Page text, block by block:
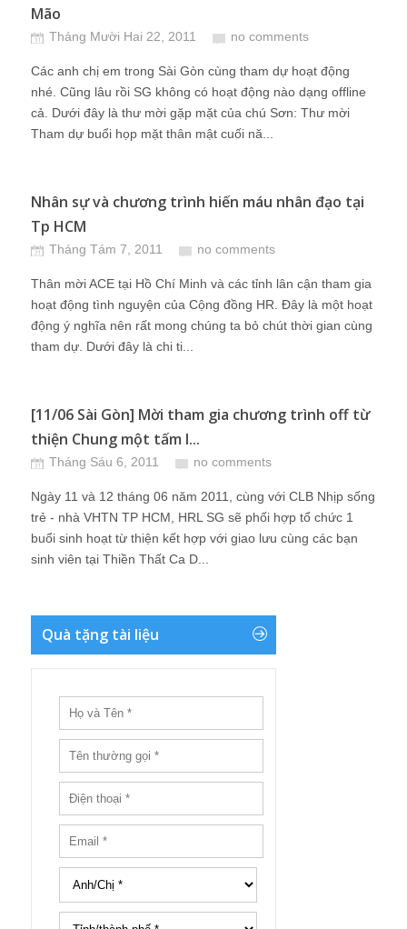
Mão
Tháng Mười Hai 22, 2011 no comments
Các anh chị em trong Sài Gòn cùng tham dự hoạt động
nhé. Cũng lâu rồi SG không có hoạt động nào dạng offline
cả. Dưới đây là thư mời gặp mặt của chú Sơn: Thư mời
Tham dự buổi họp mặt thân mật cuối nă...
Nhân sự và chương trình hiến máu nhân đạo tại
Tp HCM
Tháng Tám 7, 2011 no comments
Thân mời ACE tại Hồ Chí Minh và các tỉnh lân cận tham gia
hoạt động tình nguyện của Cộng đồng HR. Đây là một hoạt
động ý nghĩa nên rất mong chúng ta bỏ chút thời gian cùng
tham dự. Dưới đây là chi ti...
[11/06 Sài Gòn] Mời tham gia chương trình off từ
thiện Chung một tấm l...
Tháng Sáu 6, 2011 no comments
Ngày 11 và 12 tháng 06 năm 2011, cùng với CLB Nhịp sống
trẻ - nhà VHTN TP HCM, HRL SG sẽ phối hợp tổ chức 1
buổi sinh hoạt từ thiện kết hợp với giao lưu cùng các bạn
sinh viên tại Thiền Thất Ca D...
Quà tặng tài liệu